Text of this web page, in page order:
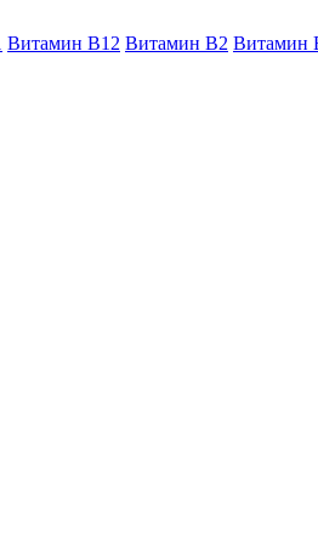
Витамин B12 Витамин B2 Витамин